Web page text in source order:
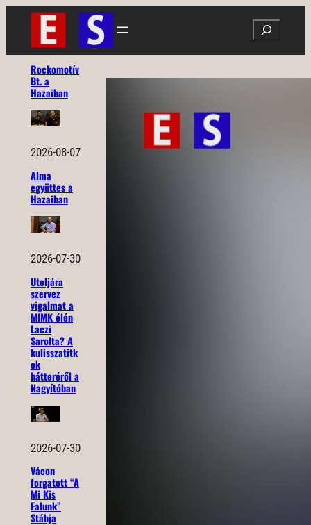
Ugrás
tartalomhoz
Search
Rockomotív
Bt. a
Hazaiban
2026-08-07
Alma
együttes a
Hazaiban
2026-07-30
Utoljára
szervez
vigalmat a
MIMK élén
Laczi
Sarolta? A
kulisszatitk
ok
hátteréről a
Nagyítóban
2026-07-30
Vácon
forgatott “A
Mi Kis
Falunk”
Stábja